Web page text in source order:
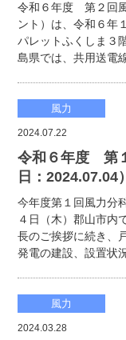
令和６年度 第２回
ント）は、令和６
パレットふくしま３
島県では、共用送電
風力
2024.07.22
令和６年度 第
日：2024.07.04）
今年度第１回風力分
４日（木）郡山市内
長のご挨拶に続き、
発電の建設、設置状
風力
2024.03.28